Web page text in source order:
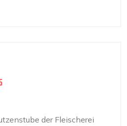
der Fleischerei